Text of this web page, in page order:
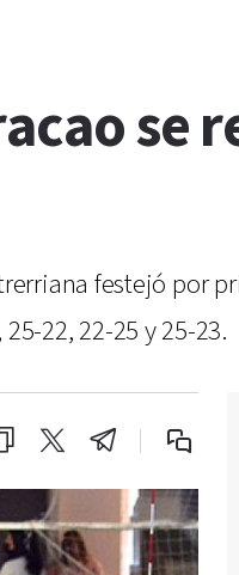
se
festejó por
22, 22-25 y 25-23.